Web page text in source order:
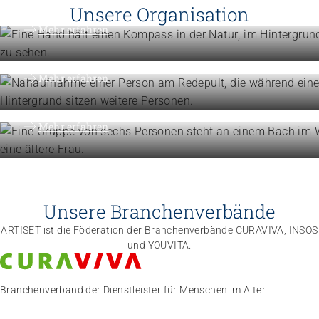
Unsere Organisation
Mehr erfahren
Engagement
Politik und Positionen
Mehr erfahren
Organisation
Die Föderation im Überblick
Mehr erfahren
Unsere Branchenverbände
ARTISET ist die Föderation der Branchenverbände CURAVIVA, INSOS
und YOUVITA.
Branchenverband der Dienstleister für Menschen im Alter